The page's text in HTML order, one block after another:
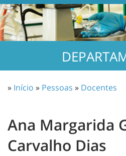
» Início » Pessoas » Docentes
Ana Margarida
Carvalho Dias